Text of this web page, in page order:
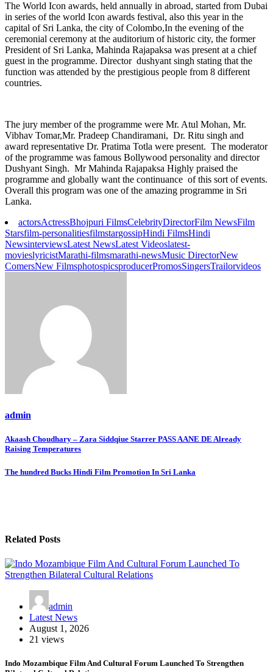
The World Icon awards, held annually in abroad, started from Dubai
in series of the world Icon awards festival, also this year in the
capital of Sri Lanka, the city of Colombo,In the evening of the
ceremonial ceremony at the auditorium of historic city, the former
President of Sri Lanka, Mahinda Rajapaksa was present at a chief
guest in the programme. Director dushyant singh stating that the
function was attended by the prestigious people from 8 different
countries.
The jury member of the programme were Mr. Atul Mohan, Mr.
Vibhav Tomar,Mr. Pradeep Chandiramani, Dr. Ritu singh and
award representative Dr. Pratima Totla were present. The moderator
of the programme was famous Bollywood personality and director
Dushyant Singh. Mr Mahinda Rajapaksa Highly praised the
programme and globally want the continuance of this sort of events.
Overall this program was one of the amazing programme in Sri
Lanka.
actorsActressBhojpuri FilmsCelebrityDirectorFilm NewsFilm
Starsfilm-personalitiesfilmstargossipHindi FilmsHindi
NewsinterviewsLatest NewsLatest Videoslatest-
movieslyricistMarathi-filmsmarathi-newsMusic DirectorNew
ComersNew FilmsphotospicsproducerPromosSingersTrailorvideos
admin
Post
navigation
Akaash Choudhary – Zara Siddqiue Starrer PASS AANE DE Already
Raising Temperatures
The hundred Bucks Hindi Film Promotion In Sri Lanka
Related Posts
admin
Latest News
August 1, 2026
21 views
Indo Mozambique Film And Cultural Forum Launched To Strengthen